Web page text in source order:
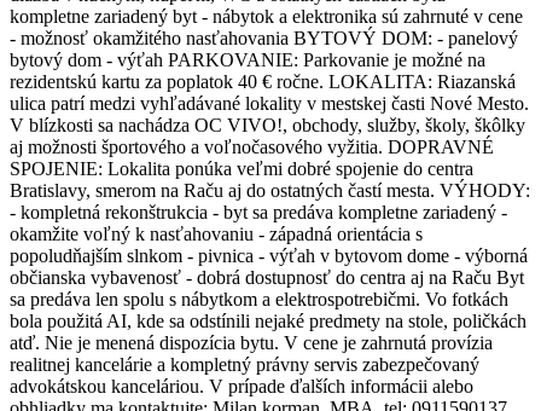
kompletne zariadený byt - nábytok a elektronika sú zahrnuté v cene
- možnosť okamžitého nasťahovania BYTOVÝ DOM: - panelový
bytový dom - výťah PARKOVANIE: Parkovanie je možné na
rezidentskú kartu za poplatok 40 € ročne. LOKALITA: Riazanská
ulica patrí medzi vyhľadávané lokality v mestskej časti Nové Mesto.
V blízkosti sa nachádza OC VIVO!, obchody, služby, školy, škôlky
aj možnosti športového a voľnočasového vyžitia. DOPRAVNÉ
SPOJENIE: Lokalita ponúka veľmi dobré spojenie do centra
Bratislavy, smerom na Raču aj do ostatných častí mesta. VÝHODY:
- kompletná rekonštrukcia - byt sa predáva kompletne zariadený -
okamžite voľný k nasťahovaniu - západná orientácia s
popoludňajším slnkom - pivnica - výťah v bytovom dome - výborná
občianska vybavenosť - dobrá dostupnosť do centra aj na Raču Byt
sa predáva len spolu s nábytkom a elektrospotrebičmi. Vo fotkách
bola použitá AI, kde sa odstínili nejaké predmety na stole, poličkách
atď. Nie je menená dispozícia bytu. V cene je zahrnutá provízia
realitnej kancelárie a kompletný právny servis zabezpečovaný
advokátskou kanceláriou. V prípade ďalších informácii alebo